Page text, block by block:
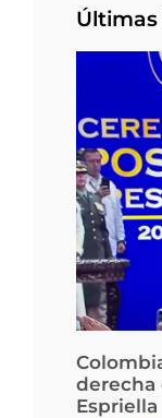
derecha
Espriella